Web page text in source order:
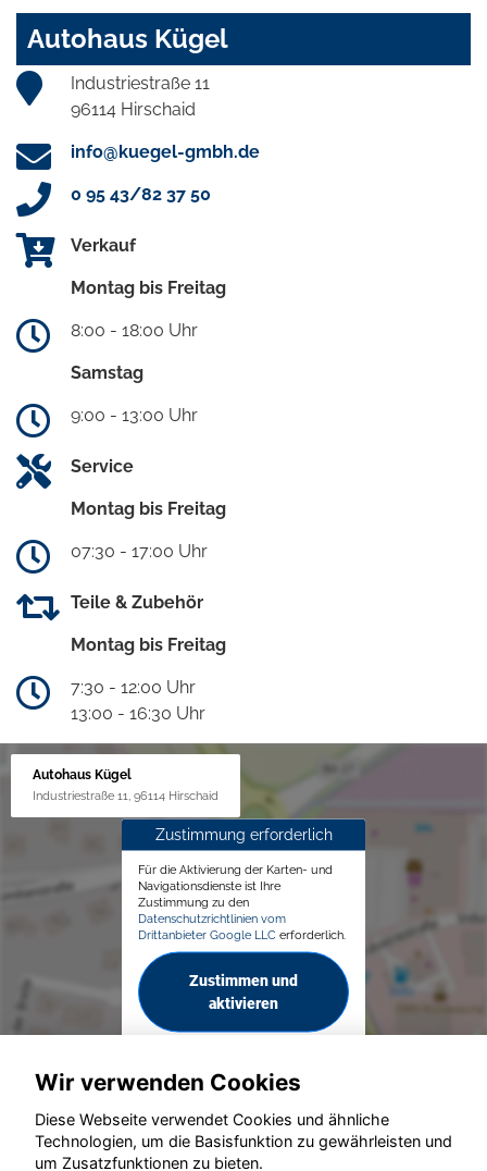
Autohaus Kügel
Industriestraße 11
96114 Hirschaid
info@kuegel-gmbh.de
0 95 43/82 37 50
Verkauf
Montag bis Freitag
8:00 - 18:00 Uhr
Samstag
9:00 - 13:00 Uhr
Service
Montag bis Freitag
07:30 - 17:00 Uhr
Teile & Zubehör
Montag bis Freitag
7:30 - 12:00 Uhr
13:00 - 16:30 Uhr
Autohaus Kügel
Industriestraße 11, 96114 Hirschaid
Zustimmung erforderlich
Für die Aktivierung der Karten- und
Navigationsdienste ist Ihre
Zustimmung zu den
Datenschutzrichtlinien vom
Drittanbieter Google LLC erforderlich.
Zustimmen und
aktivieren
© konjunkturmotor.de GmbH 2020 - 2026
Wir verwenden Cookies
Diese Webseite verwendet Cookies und ähnliche
Technologien, um die Basisfunktion zu gewährleisten und
um Zusatzfunktionen zu bieten.